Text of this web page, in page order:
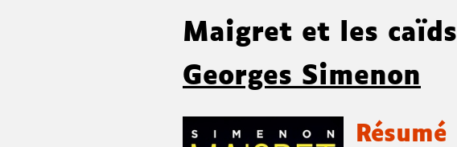
Maigret et les caïds
Georges Simenon
Résumé